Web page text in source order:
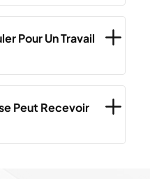
Pour Un Travail
Peut Recevoir